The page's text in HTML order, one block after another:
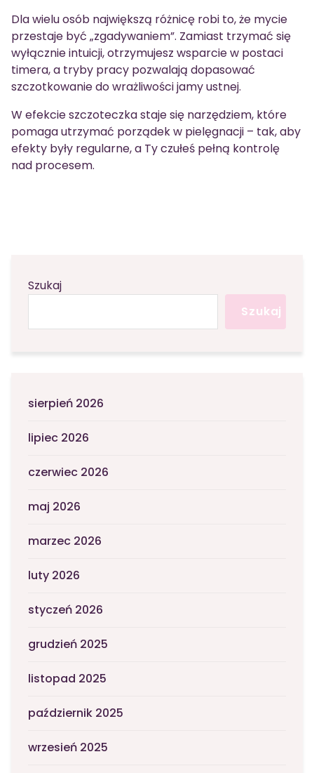
Dla wielu osób największą różnicę robi to, że mycie
przestaje być „zgadywaniem”. Zamiast trzymać się
wyłącznie intuicji, otrzymujesz wsparcie w postaci
timera, a tryby pracy pozwalają dopasować
szczotkowanie do wrażliwości jamy ustnej.
W efekcie szczoteczka staje się narzędziem, które
pomaga utrzymać porządek w pielęgnacji – tak, aby
efekty były regularne, a Ty czułeś pełną kontrolę
nad procesem.
Szukaj
Szukaj
sierpień 2026
lipiec 2026
czerwiec 2026
maj 2026
marzec 2026
luty 2026
styczeń 2026
grudzień 2025
listopad 2025
październik 2025
wrzesień 2025